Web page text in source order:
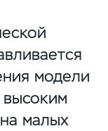
модели
малых